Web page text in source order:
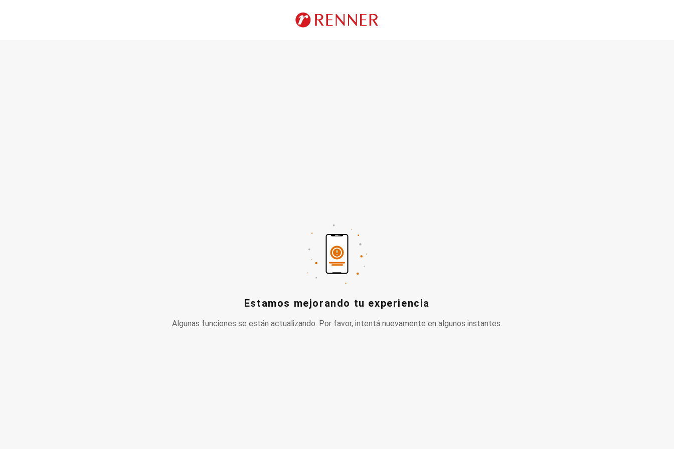
Estamos mejorando tu experiencia
Algunas funciones se están actualizando. Por favor, intentá nuevamente en algunos instantes.